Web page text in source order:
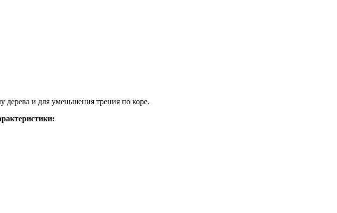
дерева и для уменьшения трения по коре.